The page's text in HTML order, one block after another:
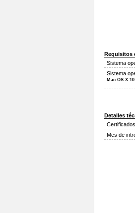
Requisitos
Sistema
Sistema
Mac OS X
Detalles
Mes de